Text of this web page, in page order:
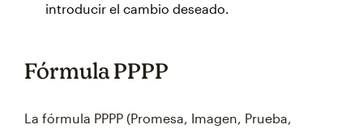
introducir el cambio deseado.
Fórmula PPPP
La fórmula PPPP (Promesa, Imagen, Prueba,